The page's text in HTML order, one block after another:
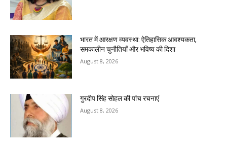
भारत में आरक्षण व्यवस्था: ऐतिहासिक आवश्यकता,
समकालीन चुनौतियाँ और भविष्य की दिशा
August 8, 2026
गुरदीप सिंह सोहल की पांच रचनाएं
August 8, 2026